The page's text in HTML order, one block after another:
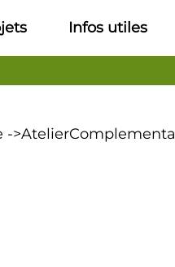
Infos utiles
-